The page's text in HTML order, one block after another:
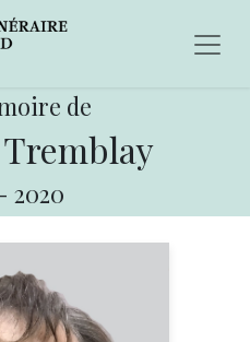
de
2020